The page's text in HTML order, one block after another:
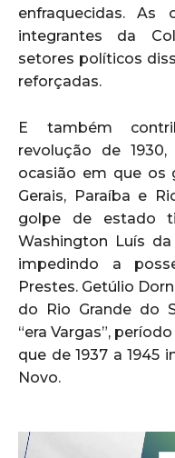
enfraquecidas. As
integrantes da
setores políticos
reforçadas.
E também
revolução de
ocasião em que os
Gerais, Paraíba e
golpe de estado
Washington Luís
impedindo a
Prestes. Getúlio
do Rio Grande do
“era Vargas”,
que de 1937 a 1945
Novo.